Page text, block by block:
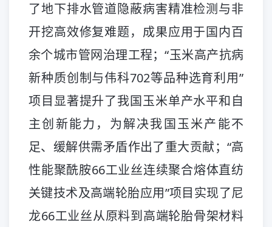
了地下排水管道隐蔽病害精准检测与非
开挖高效修复难题，成果应用于国内百
余个城市管网治理工程；“玉米高产抗病
新种质创制与伟科702等品种选育利用”
项目显著提升了我国玉米单产水平和自
主创新能力，为解决我国玉米产能不
足、缓解供需矛盾作出了重大贡献；“高
性能聚酰胺66工业丝连续聚合熔体直纺
关键技术及高端轮胎应用”项目实现了尼
龙66工业丝从原料到高端轮胎骨架材料